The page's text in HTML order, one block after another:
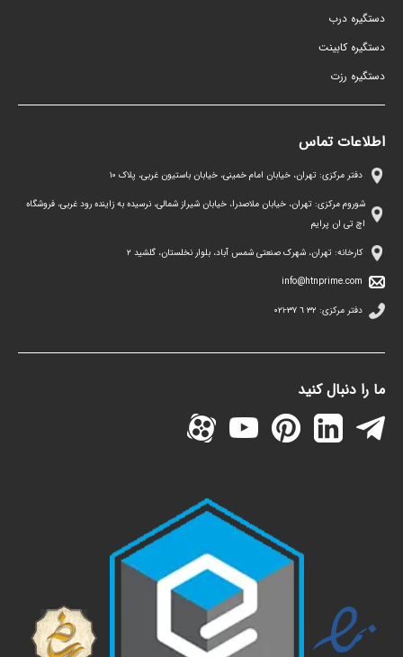
دستگیره درب
دستگیره کابینت
دستگیره رزت
اطلاعات تماس
دفتر مرکزی: تهران، خیابان امام خمینی، خیابان باستیون غربی، پلاک ١٠
شوروم مرکزی: تهران، خیابان ملاصدرا، خیابان شیراز شمالی، نرسیده به زاینده رود غربی، فروشگاه
اچ تی ان پرایم
کارخانه: تهران، شهرک صنعتی شمس آباد، بلوار نخلستان، گلشید ۲
info@htnprime.com
دفتر مرکزی: ٣٢ ٦ ٣٧-٠٢١
ما را دنبال کنید